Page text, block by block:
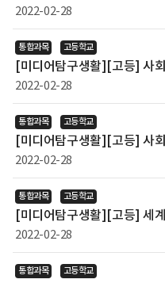
처,
행
일
2022-02-28
통합과목 고등학교
2022-02-28
통합과목 고등학교
2022-02-28
통합과목 고등학교
2022-02-28
통합과목 고등학교